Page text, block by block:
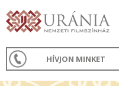
HÍVJON MINKET